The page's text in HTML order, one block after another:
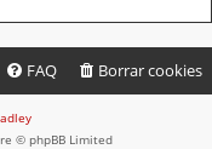
Borrar cookies
FAQ
© phpBB Limited